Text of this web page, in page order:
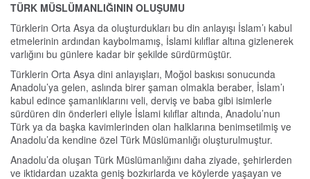
TÜRK MÜSLÜMANLIĞININ OLUŞUMU
Türklerin Orta Asya da oluşturdukları bu din anlayışı İslam’ı kabul
etmelerinin ardından kaybolmamış, İslami kılıflar altına gizlenerek
varlığını bu günlere kadar bir şekilde sürdürmüştür.
Türklerin Orta Asya dini anlayışları, Moğol baskısı sonucunda
Anadolu’ya gelen, aslında birer şaman olmakla beraber, İslam’ı
kabul edince şamanlıklarını veli, derviş ve baba gibi isimlerle
sürdüren din önderleri eliyle İslami kılıflar altında, Anadolu’nun
Türk ya da başka kavimlerinden olan halklarına benimsetilmiş ve
Anadolu’da kendine özel Türk Müslümanlığı oluşturulmuştur.
Anadolu’da oluşan Türk Müslümanlığını daha ziyade, şehirlerden
ve iktidardan uzakta geniş bozkırlarda ve köylerde yaşayan ve